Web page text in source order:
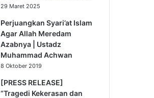
29 Maret 2025
Perjuangkan Syari’at Islam
Agar Allah Meredam
Azabnya | Ustadz
Muhammad Achwan
8 Oktober 2019
[PRESS RELEASE]
“Tragedi Kekerasan dan